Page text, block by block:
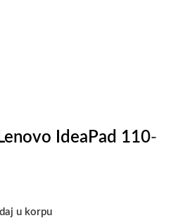
IdeaPad 110-
u korpu